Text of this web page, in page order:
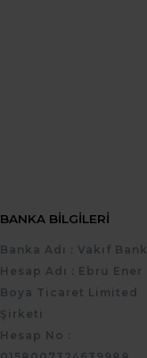
BANKA BILGILERI
Banka Adı : Vakıf Bank
Hesap Adı : Ebru Ener
Boya Ticaret Limited
Şirketi
Hesap No :